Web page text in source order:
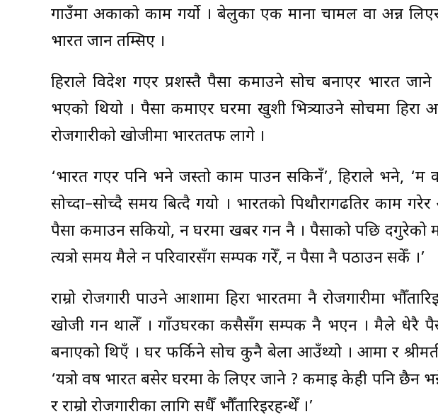
गाउँमा अर्काको काम गर्यो । बेलुका एक माना चामल वा अन्न
भारत जान तम्सिए ।
हिराले विदेश गएर प्रशस्तै पैसा कमाउने सोच बनाएर भारत जाने
भएको थियो । पैसा कमाएर घरमा खुशी भित्र्याउने सोचमा हिरा
रोजगारीको खोजीमा भारततर्फ लागे ।
‘भारत गएर पनि भने जस्तो काम पाउन सकिनँ’, हिराले भने,
सोच्दा–सोच्दै समय बित्दै गयो । भारतको पिथौरागढतिर काम
पैसा कमाउन सकियो, न घरमा खबर गर्न नै । पैसाको पछि दगुरेको
त्यत्रो समय मैले न परिवारसँग सम्पर्क गरेँ, न पैसा नै पठाउन सकेँ ।’
राम्रो रोजगारी पाउने आशामा हिरा भारतमा नै रोजगारीमा
खोजी गर्न थालेँ । गाँउघरका कसैसँग सम्पर्क नै भएन । मैले धेरै
बनाएको थिएँ । घर फर्किने सोच कुनै बेला आउँथ्यो । आमा र
‘यत्रो वर्ष भारत बसेर घरमा के लिएर जाने ? कमाई केही पनि छैन
र राम्रो रोजगारीका लागि सधैँ भौँतारिइरहन्थेँ ।’